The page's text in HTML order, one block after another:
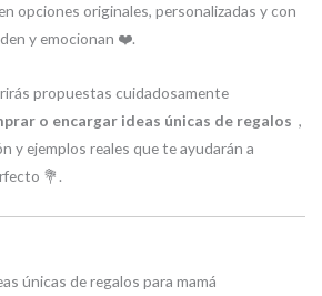
opciones originales, personalizadas y con
y emocionan ❤️.
propuestas cuidadosamente
o encargar ideas únicas de regalos ,
y ejemplos reales que te ayudarán a
💐.
únicas de regalos para mamá